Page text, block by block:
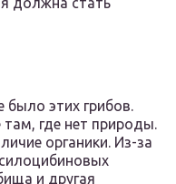
было этих грибов.
где нет природы.
органики. Из-за
и другая